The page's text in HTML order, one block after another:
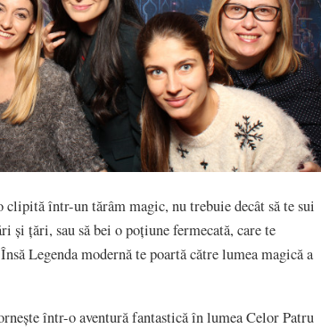
clipită într-un tărâm magic, nu trebuie decât să te sui
şi ţări, sau să bei o poţiune fermecată, care te
Legenda modernă te poartă către lumea magică a
într-o aventură fantastică în lumea Celor Patru